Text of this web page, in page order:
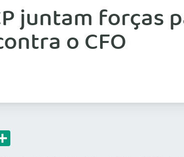
juntam forças
o CFO